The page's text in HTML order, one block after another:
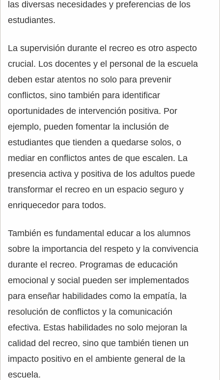
las diversas necesidades y preferencias de los
estudiantes.
La supervisión durante el recreo es otro aspecto
crucial. Los docentes y el personal de la escuela
deben estar atentos no solo para prevenir
conflictos, sino también para identificar
oportunidades de intervención positiva. Por
ejemplo, pueden fomentar la inclusión de
estudiantes que tienden a quedarse solos, o
mediar en conflictos antes de que escalen. La
presencia activa y positiva de los adultos puede
transformar el recreo en un espacio seguro y
enriquecedor para todos.
También es fundamental educar a los alumnos
sobre la importancia del respeto y la convivencia
durante el recreo. Programas de educación
emocional y social pueden ser implementados
para enseñar habilidades como la empatía, la
resolución de conflictos y la comunicación
efectiva. Estas habilidades no solo mejoran la
calidad del recreo, sino que también tienen un
impacto positivo en el ambiente general de la
escuela.